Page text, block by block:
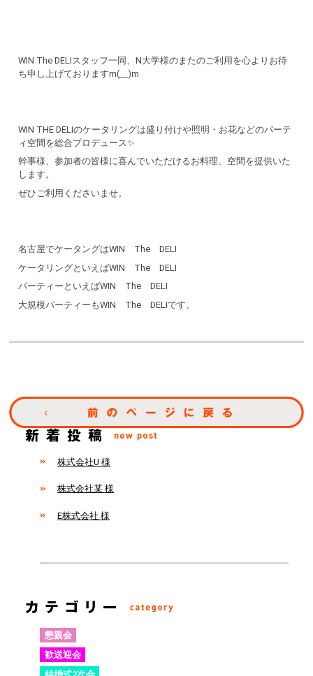
WIN The DELIスタッフ一同、N大学様のまたのご利用を心よりお待
ち申し上げておりますm(__)m
WIN THE DELIのケータリングは盛り付けや照明・お花などのパーテ
ィ空間を総合プロデュース✨
幹事様、参加者の皆様に喜んでいただけるお料理、空間を提供いた
します。
ぜひご利用くださいませ。
名古屋でケータングはWIN The DELI
ケータリングといえばWIN The DELI
パーティーといえばWIN The DELI
大規模パーティーもWIN The DELIです。
株式会社U 様
株式会社某 様
E株式会社 様
懇親会
歓送迎会